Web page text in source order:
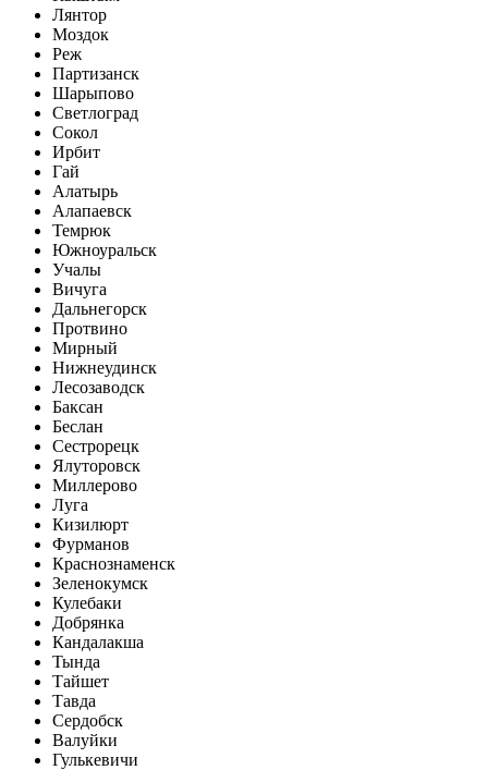
Лянтор
Моздок
Реж
Партизанск
Шарыпово
Светлоград
Сокол
Ирбит
Гай
Алатырь
Алапаевск
Темрюк
Южноуральск
Учалы
Вичуга
Дальнегорск
Протвино
Мирный
Нижнеудинск
Лесозаводск
Баксан
Беслан
Сестрорецк
Ялуторовск
Миллерово
Луга
Кизилюрт
Фурманов
Краснознаменск
Зеленокумск
Кулебаки
Добрянка
Кандалакша
Тында
Тайшет
Тавда
Сердобск
Валуйки
Гулькевичи